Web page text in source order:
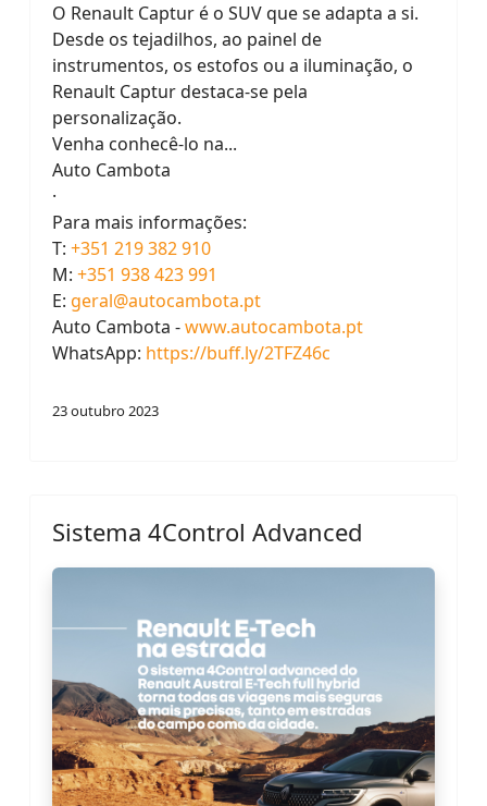
O Renault Captur é o SUV que se adapta a si.
Desde os tejadilhos, ao painel de
instrumentos, os estofos ou a iluminação, o
Renault Captur destaca-se pela
personalização.
Venha conhecê-lo na...
Auto Cambota
·
Para mais informações:
T: +351 219 382 910
M: +351 938 423 991
E: geral@autocambota.pt
Auto Cambota -www.autocambota.pt
WhatsApp: https://buff.ly/2TFZ46c
23 outubro 2023
Sistema 4Control Advanced